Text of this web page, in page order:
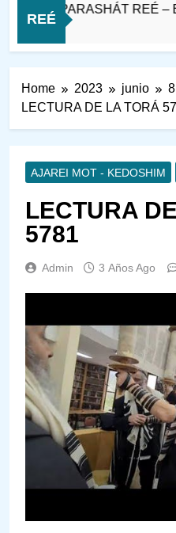
REÉ
PARASHÁT REÉ –
Home 2023 junio
8
LECTURA DE LA TORÁ
AJAREI MOT - KEDOSHIM
LECTURA
5781
Admin 3 Años Ago